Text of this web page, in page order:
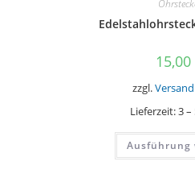
15,00
zzgl.
Lieferzeit:3 –
Ausführung